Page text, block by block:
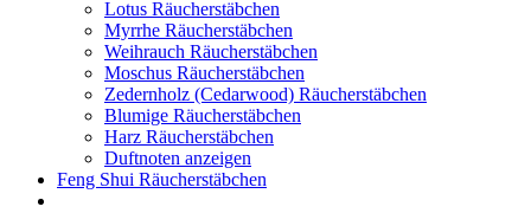
Lotus Räucherstäbchen
Myrrhe Räucherstäbchen
Weihrauch Räucherstäbchen
Moschus Räucherstäbchen
Zedernholz (Cedarwood) Räucherstäbchen
Blumige Räucherstäbchen
Harz Räucherstäbchen
Duftnoten anzeigen
Feng Shui Räucherstäbchen